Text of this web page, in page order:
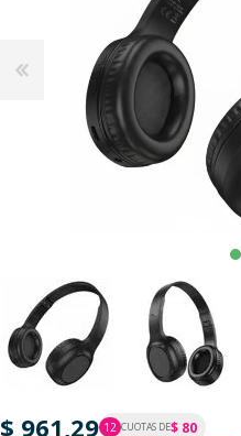
$ 961,29 12 CUOTAS DE$ 80